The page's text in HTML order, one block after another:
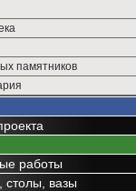
памятников
работы
столы, вазы